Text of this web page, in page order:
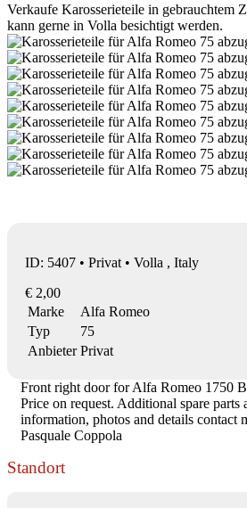
Verkaufe Karosserieteile in gebrauchtem
kann gerne in Volla besichtigt werden.
ID: 5407 • Privat • Volla , Italy
€ 2,00
Marke
Alfa Romeo
Typ
75
Anbieter Privat
Front right door for Alfa Romeo 1750
Price on request. Additional spare parts
information, photos and details contact
Pasquale Coppola
Standort